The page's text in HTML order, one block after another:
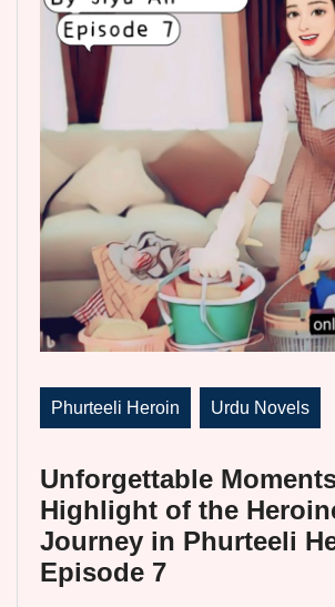
Phurteeli Heroin Urdu Novels
Unforgettable
Highlight of the
Journey in Phurteeli
Episode 7